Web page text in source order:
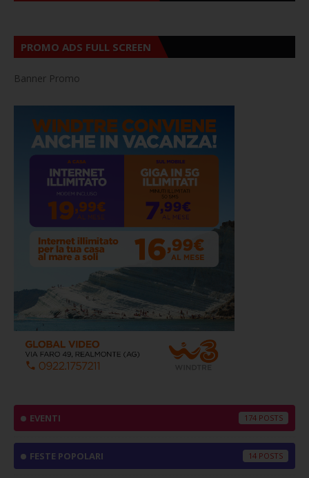
PROMO ADS FULL SCREEN
Banner Promo
EVENTI 174
FESTE POPOLARI 14